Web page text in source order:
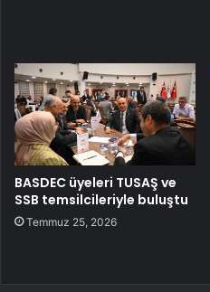
BASDEC üyeleri TUSAŞ ve
SSB temsilcileriyle buluştu
Temmuz 25, 2026